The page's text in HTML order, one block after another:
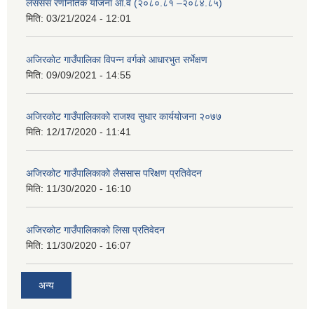
लैससस रणनितिक योजना आ.व (२०८०.८१ –२०८४.८५)
मिति: 03/21/2024 - 12:01
अजिरकाेट गाउँपालिका विपन्न वर्गकाे आधारभुत सर्भेक्षण
मिति: 09/09/2021 - 14:55
अजिरकोट गाउँपालिकाको राजश्व सुधार कार्ययोजना २०७७
मिति: 12/17/2020 - 11:41
अजिरकोट गाउँपालिकाको लैससास परिक्षण प्रतिवेदन
मिति: 11/30/2020 - 16:10
अजिरकोट गाउँपालिकाको लिसा प्रतिवेदन
मिति: 11/30/2020 - 16:07
अन्य